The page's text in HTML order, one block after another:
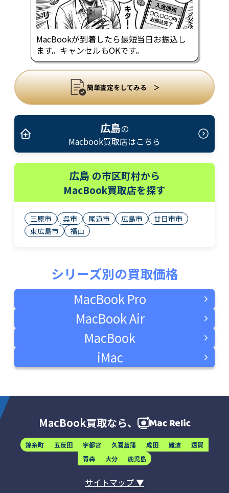
MacBookが到着したら最短当日お振込し
ます。キャンセルもOKです。
簡単査定をしてみる ＞
広島の
Macbook買取店はこちら
広島 の市区町村から
MacBook買取店を探す
三原市 呉市 尾道市 広島市
廿日市市
東広島市
福山
シリーズ別の買取価格
MacBook Pro
MacBook Air
MacBook
iMac
MacBook買取なら、
錦糸町 五反田 宇都宮 久喜菖蒲 成田 難波
遠賀
青森
大分 鹿児島
サイトマップ ▼